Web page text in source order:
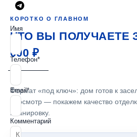
Имя
Телефон*
Email*
Комментарий
КОРОТКО О ГЛАВНОМ
ЧТО ВЫ ПОЛУЧАЕТЕ
000 ₽
Формат «под ключ»: дом готов к
просмотр — покажем качество
планировку.